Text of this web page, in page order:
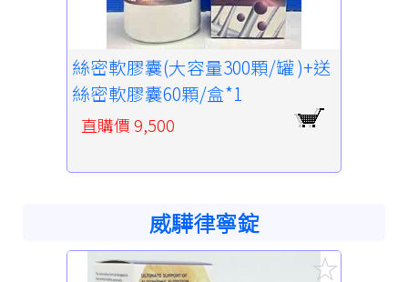
絲密軟膠囊(大容量300顆/罐 )+送
絲密軟膠囊60顆/盒*1
直購價 9,500
威驊律寧錠